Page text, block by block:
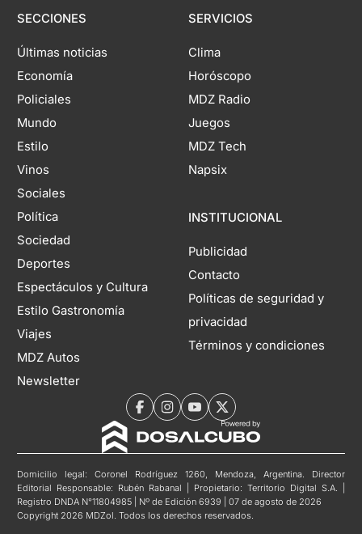
SECCIONES
Últimas noticias
Economía
Policiales
Mundo
Estilo
Vinos
Sociales
Política
Sociedad
Deportes
Espectáculos y Cultura
Estilo Gastronomía
Viajes
MDZ Autos
Newsletter
SERVICIOS
Clima
Horóscopo
MDZ Radio
Juegos
MDZ Tech
Napsix
INSTITUCIONAL
Publicidad
Contacto
Políticas de seguridad y
privacidad
Términos y condiciones
Domicilio legal: Coronel Rodríguez 1260, Mendoza, Argentina. Director
Editorial Responsable: Rubén Rabanal | Propietario: Territorio Digital S.A. |
Registro DNDA N°11804985 | Nº de Edición 6939 | 07 de agosto de 2026
Copyright 2026 MDZol. Todos los derechos reservados.